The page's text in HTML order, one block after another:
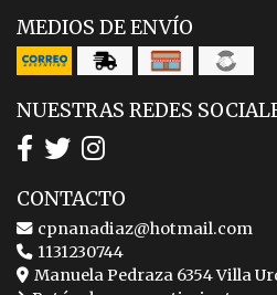
MEDIOS DE ENVÍO
NUESTRAS REDES
CONTACTO
cpnanadiaz@hotmail.com
1131230744
Manuela Pedraza 6354 Villa